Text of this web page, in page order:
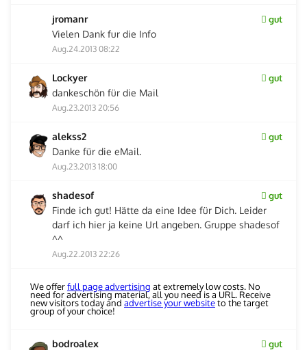
jromanr gut
Vielen Dank fur die Info
Aug.24.2013 08:22
Lockyer gut
dankeschön für die Mail
Aug.23.2013 20:56
alekss2 gut
Danke für die eMail.
Aug.23.2013 18:00
shadesof gut
Finde ich gut! Hätte da eine Idee für Dich. Leider
darf ich hier ja keine Url angeben. Gruppe shadesof
^^
Aug.22.2013 22:26
We offerfull page advertising at extremely low costs. No
need for advertising material, all you need is a URL. Receive
new visitors today and advertise your websiteto the target
group of your choice!
bodroalex gut